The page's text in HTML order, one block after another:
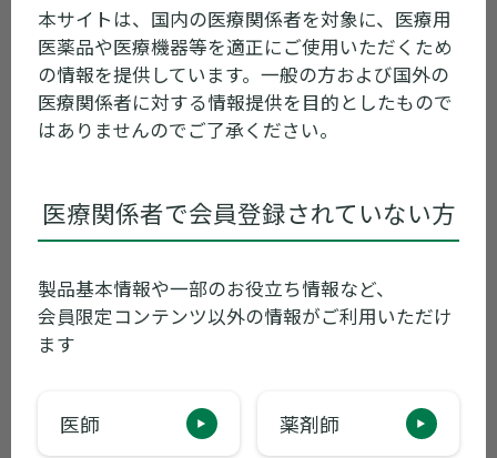
本サイトは、国内の医療関係者を対象に、医療用
医薬品や医療機器等を適正にご使用いただくため
の情報を提供しています。一般の方および国外の
医療関係者に対する情報提供を目的としたもので
はありませんのでご了承ください。
医療関係者で会員登録されていない方
製品基本情報や一部のお役立ち情報など、
会員限定コンテンツ以外の情報がご利用いただけ
ます
医師 薬剤師
で、αガラクトシダーゼの活性測定を含む遺伝
学的検査を実施する医療機関は、地方厚生局へ
の届け出が必要となりましたのでご留意くださ
い。
ファブリー病と診断された場合、現在は酵素補
与を受けていただくことにより諸症状の軽減が
の立体構造を安定化することによって本来の酵
素の働きを促進するシャペロン療法が認可され
ています（治療反応性のある遺伝子変異を伴う
に応じ、痛みや心・腎症状などに対する対症
療法も行います。ファブリー病の予後改善のた